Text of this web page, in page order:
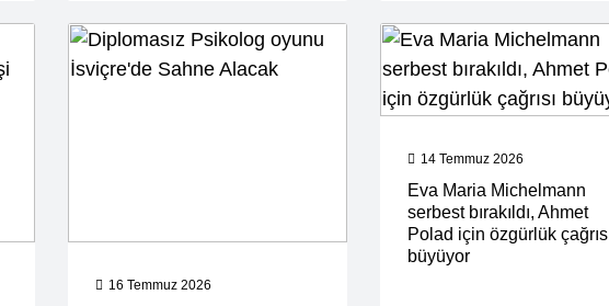
16 Temmuz 2026
14 Temmuz 2026
Eva Maria Michelmann
serbest bırakıldı, Ahmet
Polad için özgürlük
büyüyor